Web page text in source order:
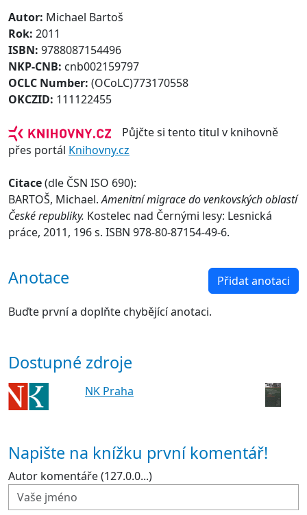
Autor: Michael Bartoš
Rok: 2011
ISBN: 9788087154496
NKP-CNB: cnb002159797
OCLC Number: (OCoLC)773170558
OKCZID: 111122455
Půjčte si tento titul v knihovně
přes portál Knihovny.cz
Citace(dle ČSN ISO 690):
BARTOŠ, Michael.Amenitní migrace do venkovských oblastí
České republiky. Kostelec nad Černými lesy: Lesnická
práce, 2011, 196 s. ISBN 978-80-87154-49-6.
Anotace Přidat anotaci
Buďte první a doplňte chybějící anotaci.
Dostupné zdroje
NK Praha
Napište na knížku první komentář!
Autor komentáře (127.0.0...)